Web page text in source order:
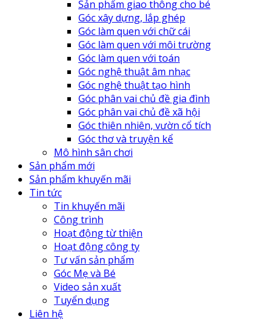
Sản phẩm giao thông cho bé
Góc xây dựng, lắp ghép
Góc làm quen với chữ cái
Góc làm quen với môi trường
Góc làm quen với toán
Góc nghệ thuật âm nhạc
Góc nghệ thuật tạo hình
Góc phân vai chủ đề gia đình
Góc phân vai chủ đề xã hội
Góc thiên nhiên, vườn cổ tích
Góc thơ và truyện kể
Mô hình sân chơi
Sản phẩm mới
Sản phẩm khuyến mãi
Tin tức
Tin khuyến mãi
Công trình
Hoạt động từ thiện
Hoạt động công ty
Tư vấn sản phẩm
Góc Mẹ và Bé
Video sản xuất
Tuyển dụng
Liên hệ